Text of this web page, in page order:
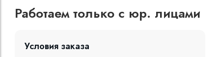
Работаем только с юр. лицами
Условия заказа